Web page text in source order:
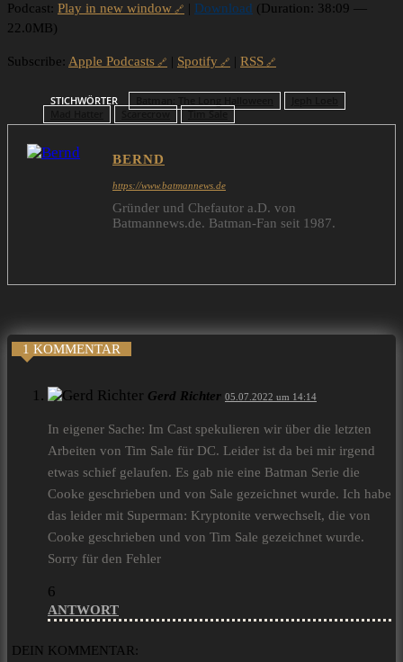
Podcast: Play in new window | Download (Duration: 38:09 —
22.0MB)
Subscribe: Apple Podcasts | Spotify | RSS
STICHWÖRTER
Scarecrow Tim Sale
BERND
https://www.batmannews.de
Gründer und Chefautor a.D. von
Batmannews.de. Batman-Fan seit 1987.
1 KOMMENTAR
Gerd Richter 05.07.2022 um 14:14
In eigener Sache: Im Cast spekulieren wir über die letzten
Arbeiten von Tim Sale für DC. Leider ist da bei mir irgend
etwas schief gelaufen. Es gab nie eine Batman Serie die
Cooke geschrieben und von Sale gezeichnet wurde. Ich habe
das leider mit Superman: Kryptonite verwechselt, die von
Cooke geschrieben und von Tim Sale gezeichnet wurde.
Sorry für den Fehler
6
ANTWORT
DEIN KOMMENTAR: